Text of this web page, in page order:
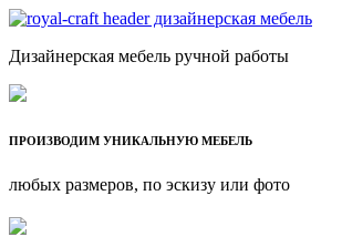
Дизайнерская мебель ручной работы
ПРОИЗВОДИМ УНИКАЛЬНУЮ МЕБЕЛЬ
любых размеров, по эскизу или фото